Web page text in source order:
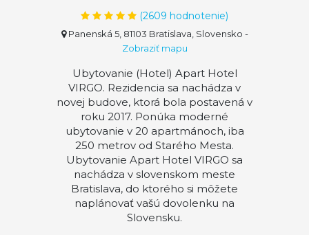
(2609 hodnotenie)
Panenská 5, 81103 Bratislava, Slovensko -
Zobraziť mapu
Ubytovanie (Hotel) Apart Hotel
VIRGO. Rezidencia sa nachádza v
novej budove, ktorá bola postavená v
roku 2017. Ponúka moderné
ubytovanie v 20 apartmánoch, iba
250 metrov od Starého Mesta.
Ubytovanie Apart Hotel VIRGO sa
nachádza v slovenskom meste
Bratislava, do ktorého si môžete
naplánovať vašú dovolenku na
Slovensku.